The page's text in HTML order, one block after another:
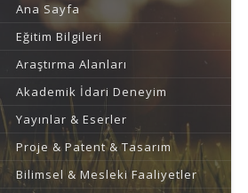
Ana Sayfa
Eğitim Bilgileri
Araştırma Alanları
Akademik İdari Deneyim
Yayınlar & Eserler
Proje & Patent & Tasarım
Bilimsel & Mesleki Faaliyetler